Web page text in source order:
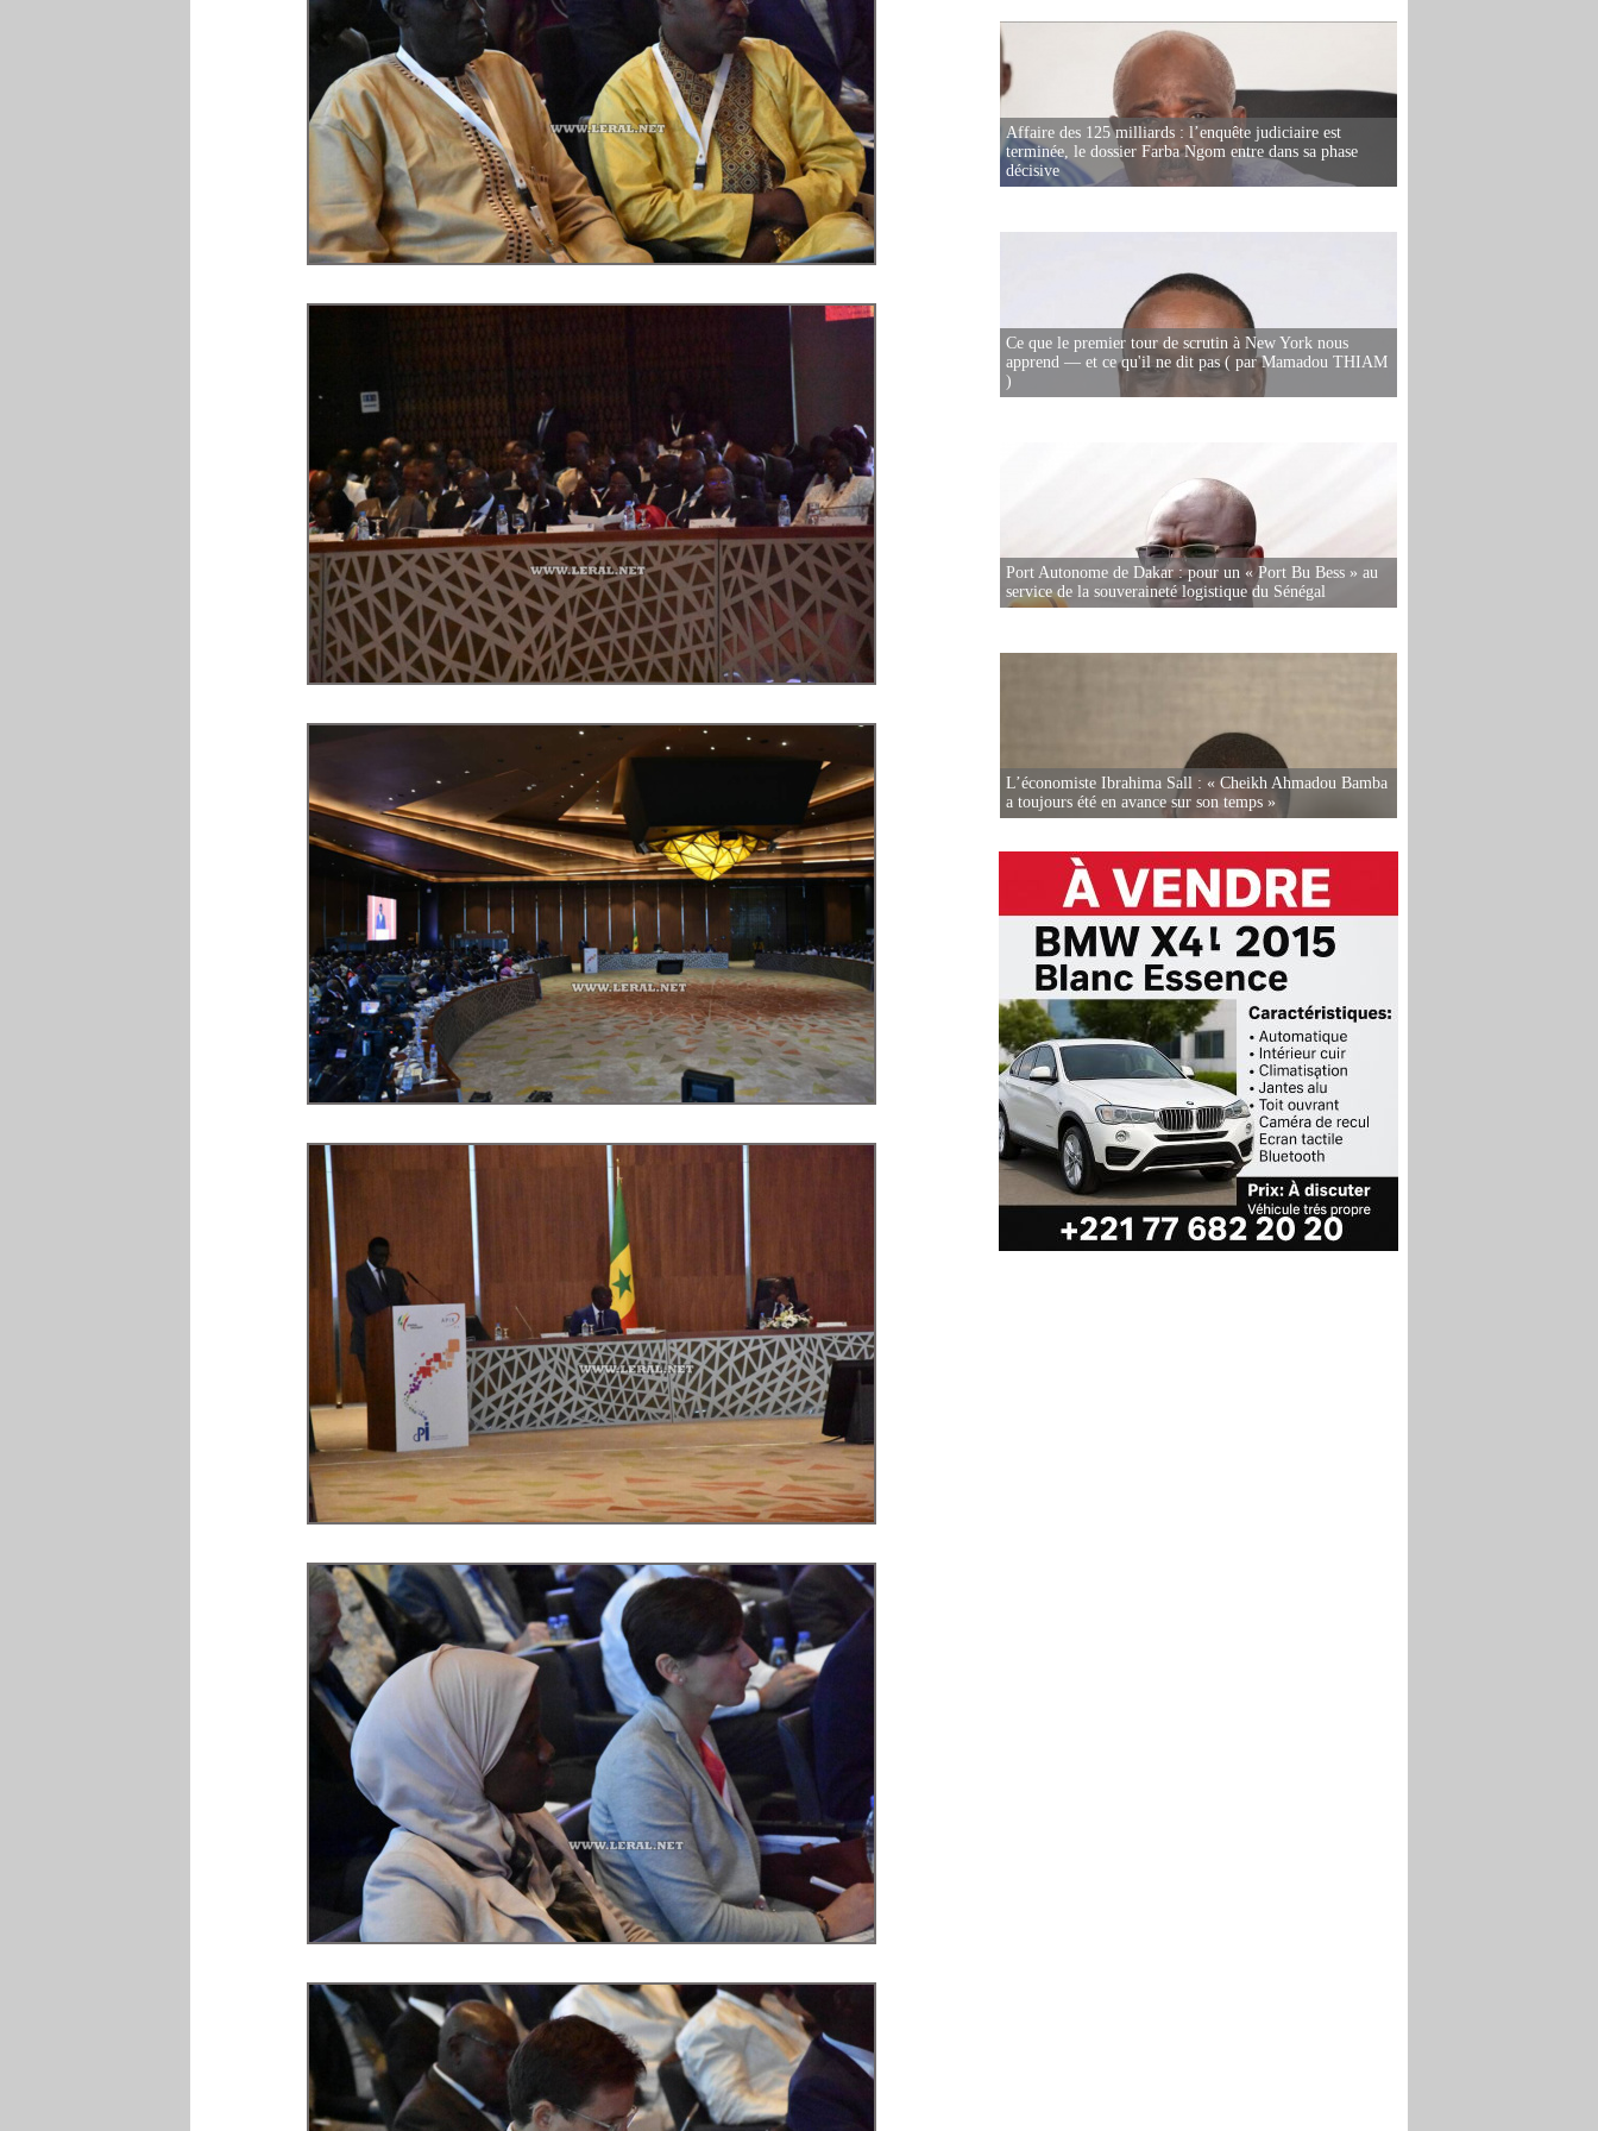
Affaire des 125 milliards : l’enquête judiciaire est
terminée, le dossier Farba Ngom entre dans sa phase
décisive
Ce que le premier tour de scrutin à New York nous
apprend — et ce qu'il ne dit pas ( par Mamadou THIAM
)
Port Autonome de Dakar : pour un « Port Bu Bess » au
service de la souveraineté logistique du Sénégal
L’économiste Ibrahima Sall : « Cheikh Ahmadou Bamba
a toujours été en avance sur son temps »